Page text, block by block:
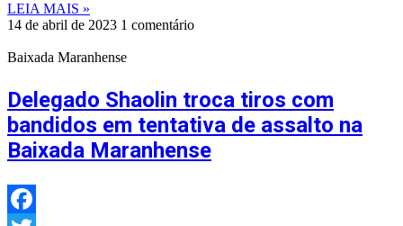
LEIA MAIS »
14 de abril de 2023 1 comentário
Baixada Maranhense
Delegado Shaolin troca tiros com
bandidos em tentativa de assalto na
Baixada Maranhense